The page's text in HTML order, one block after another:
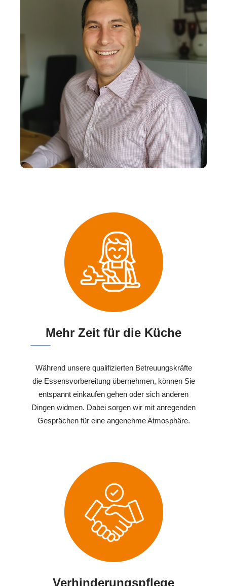
Mehr Zeit für die Küche
Während unsere qualifizierten Betreuungskräfte
die Essensvorbereitung übernehmen, können Sie
entspannt einkaufen gehen oder sich anderen
Dingen widmen. Dabei sorgen wir mit anregenden
Gesprächen für eine angenehme Atmosphäre.
Verhinderungspflege